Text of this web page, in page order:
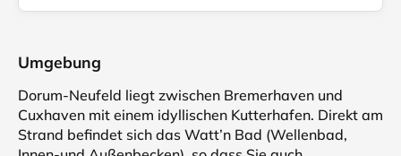
Umgebung
Dorum-Neufeld liegt zwischen Bremerhaven und
Cuxhaven mit einem idyllischen Kutterhafen. Direkt am
Strand befindet sich das Watt’n Bad (Wellenbad,